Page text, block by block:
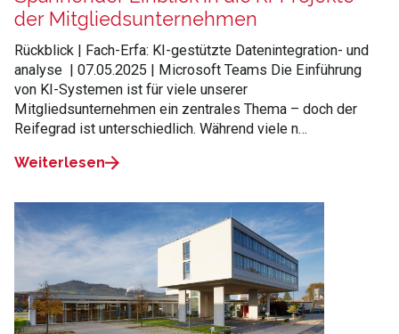
der Mitgliedsunternehmen
Rückblick | Fach-Erfa: KI-gestützte Datenintegration- und
analyse | 07.05.2025 | Microsoft Teams Die Einführung
von KI-Systemen ist für viele unserer
Mitgliedsunternehmen ein zentrales Thema – doch der
Reifegrad ist unterschiedlich. Während viele n…
Weiterlesen